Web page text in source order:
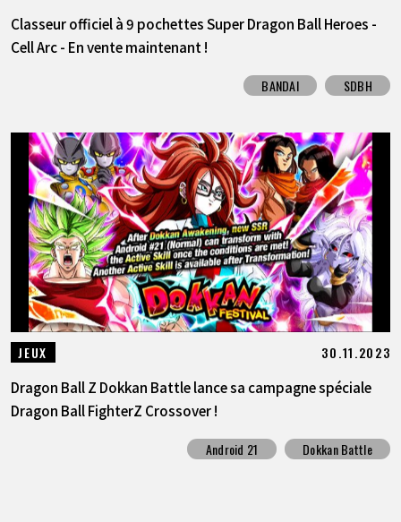
Classeur officiel à 9 pochettes Super Dragon Ball Heroes -
Cell Arc - En vente maintenant !
BANDAI SDBH
JEUX 30.11.2023
Dragon Ball Z Dokkan Battle lance sa campagne spéciale
Dragon Ball FighterZ Crossover !
Android 21 Dokkan Battle